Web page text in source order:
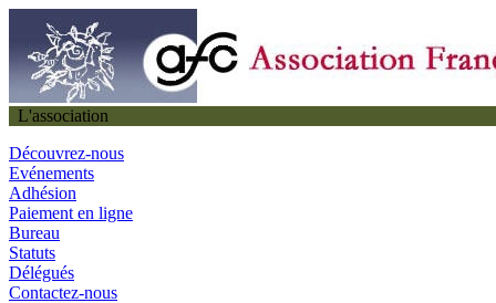
L'association
Découvrez-nous
Evénements
Adhésion
Paiement en ligne
Bureau
Statuts
Délégués
Contactez-nous